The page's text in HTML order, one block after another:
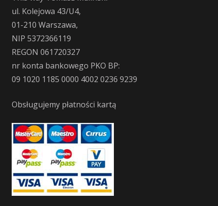
ul. Kolejowa 43/U4,
01-210 Warszawa,
NIP 5372366119
REGON 061720327
nr konta bankowego PKO BP:
09 1020 1185 0000 4002 0236 9239
Obsługujemy płatności kartą